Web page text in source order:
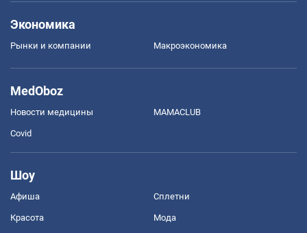
Экономика
Рынки и компании Mакроэкономика
MedOboz
Новости медицины MAMACLUB
Covid
Шоу
Афиша Сплетни
Красота Мода